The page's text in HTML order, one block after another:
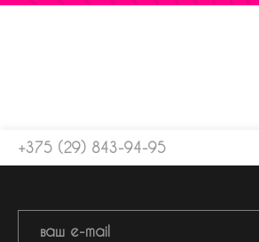
+375 (29) 843-94-95